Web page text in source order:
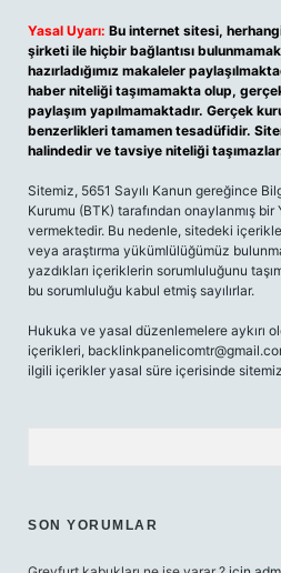
Yasal Uyarı: Bu internet sitesi,
şirketi ile hiçbir bağlantısı
hazırladığımız makaleler
haber niteliği taşımamakta olup,
paylaşım yapılmamaktadır. Gerçek
benzerlikleri tamamen tesadüfidir.
halindedir ve tavsiye niteliği
Sitemiz, 5651 Sayılı Kanun gereğince
Kurumu (BTK) tarafından onaylanmış bir
vermektedir. Bu nedenle, sitedeki
veya araştırma yükümlülüğümüz
yazdıkları içeriklerin sorumluluğunu
bu sorumluluğu kabul etmiş sayılırlar.
Hukuka ve yasal düzenlemelere aykırı
içerikleri,
ilgili içerikler yasal süre içerisinde
SON YORUMLAR